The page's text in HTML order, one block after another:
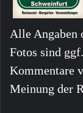
Alle Angaben
Fotos sind
Kommentare
Meinung der